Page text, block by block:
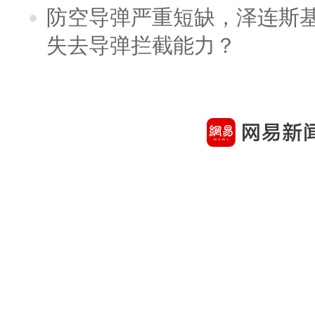
防空导弹严重短缺，泽连斯
失去导弹拦截能力？